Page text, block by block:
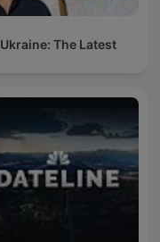
Ukraine: The Latest